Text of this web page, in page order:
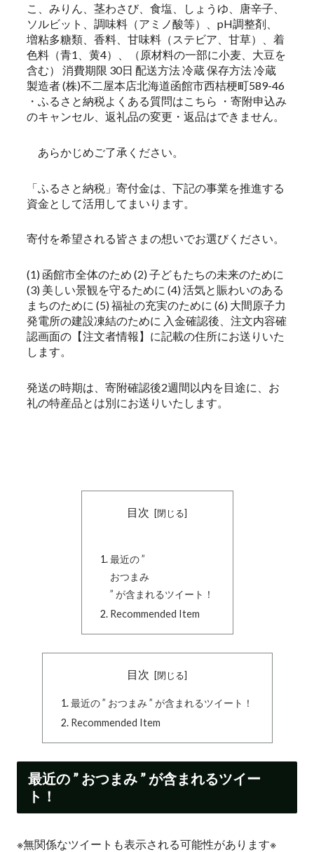
こ、みりん、茎わさび、食塩、しょうゆ、唐辛子、
ソルビット、調味料（アミノ酸等）、pH調整剤、
増粘多糖類、香料、甘味料（ステビア、甘草）、着
色料（青1、黄4）、（原材料の一部に小麦、大豆を
含む） 消費期限 30日 配送方法 冷蔵 保存方法 冷蔵
製造者 (株)不二屋本店北海道函館市西桔梗町589-46
・ふるさと納税よくある質問はこちら ・寄附申込み
のキャンセル、返礼品の変更・返品はできません。
あらかじめご了承ください。
「ふるさと納税」寄付金は、下記の事業を推進する
資金として活用してまいります。
寄付を希望される皆さまの想いでお選びください。
(1) 函館市全体のため (2) 子どもたちの未来のために
(3) 美しい景観を守るために (4) 活気と賑わいのある
まちのために (5) 福祉の充実のために (6) 大間原子力
発電所の建設凍結のために 入金確認後、注文内容確
認画面の【注文者情報】に記載の住所にお送りいた
します。
発送の時期は、寄附確認後2週間以内を目途に、お
礼の特産品とは別にお送りいたします。
目次
最近の ”
おつまみ
” が含まれるツイート！
Recommended Item
目次
最近の ” おつまみ ” が含まれるツイート！
Recommended Item
最近の ” おつまみ ” が含まれるツイー
ト！
※無関係なツイートも表示される可能性があります※